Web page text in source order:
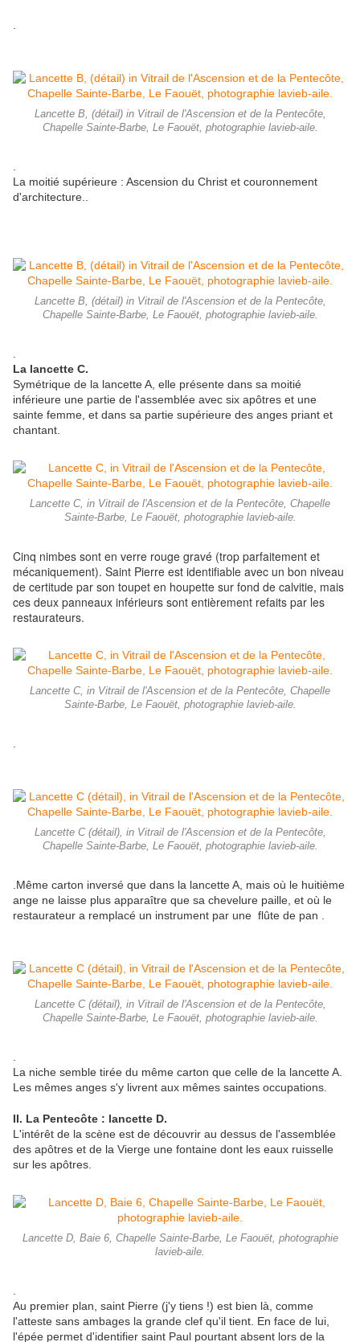
Lancette B, (détail) in Vitrail de l'Ascension et de la Pentecôte,
Chapelle Sainte-Barbe, Le Faouët, photographie lavieb-aile.
La moitié supérieure : Ascension du Christ et couronnement
d'architecture..
Lancette B, (détail) in Vitrail de l'Ascension et de la Pentecôte,
Chapelle Sainte-Barbe, Le Faouët, photographie lavieb-aile.
La lancette C.
Symétrique de la lancette A, elle présente dans sa moitié
inférieure une partie de l'assemblée avec six apôtres et une
sainte femme, et dans sa partie supérieure des anges priant et
chantant.
Lancette C, in Vitrail de l'Ascension et de la Pentecôte, Chapelle
Sainte-Barbe, Le Faouët, photographie lavieb-aile.
Cinq nimbes sont en verre rouge gravé (trop parfaitement et
mécaniquement). Saint Pierre est identifiable avec un bon niveau
de certitude par son toupet en houpette sur fond de calvitie, mais
ces deux panneaux inférieurs sont entièrement refaits par les
restaurateurs.
Lancette C, in Vitrail de l'Ascension et de la Pentecôte, Chapelle
Sainte-Barbe, Le Faouët, photographie lavieb-aile.
Lancette C (détail), in Vitrail de l'Ascension et de la Pentecôte,
Chapelle Sainte-Barbe, Le Faouët, photographie lavieb-aile.
.Même carton inversé que dans la lancette A, mais où le huitième
ange ne laisse plus apparaître que sa chevelure paille, et où le
restaurateur a remplacé un instrument par une flûte de pan .
Lancette C (détail), in Vitrail de l'Ascension et de la Pentecôte,
Chapelle Sainte-Barbe, Le Faouët, photographie lavieb-aile.
La niche semble tirée du même carton que celle de la lancette A.
Les mêmes anges s'y livrent aux mêmes saintes occupations.
II. La Pentecôte : lancette D.
L'intérêt de la scène est de découvrir au dessus de l'assemblée
des apôtres et de la Vierge une fontaine dont les eaux ruisselle
sur les apôtres.
Lancette D, Baie 6, Chapelle Sainte-Barbe, Le Faouët, photographie
lavieb-aile.
Au premier plan, saint Pierre (j'y tiens !) est bien là, comme
l'atteste sans ambages la grande clef qu'il tient. En face de lui,
l'épée permet d'identifier saint Paul pourtant absent lors de la